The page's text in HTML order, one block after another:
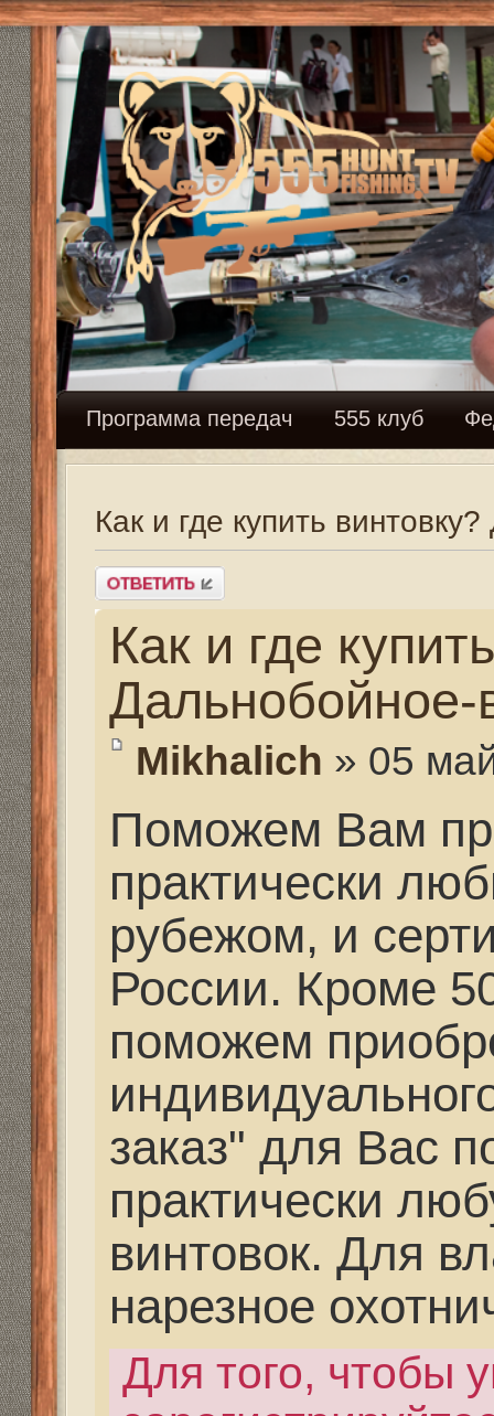
Программа передач 555 клуб Федерация
Как и где купить винтовку?
Ответить
Как и где купить
Дальнобойное-
Mikhalich
Поможем Вам
практически любых
рубежом, и
поможем приобрести
индивидуального
заказ" для Вас по
практически любую
винтовок. Для
нарезное охотничье
Для того, чтобы
зарегистрируйтесь.
Последний раз
сен 2013, 22:55, всего
раз(а).
Re: Как и где купить
Дальнобойное-